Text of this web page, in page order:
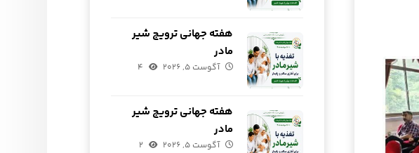
هفته جهانی ترویج شیر
مادر
آگوست ۵, ۲۰۲۶ ۴
هفته جهانی ترویج شیر
مادر
آگوست ۵, ۲۰۲۶ ۲